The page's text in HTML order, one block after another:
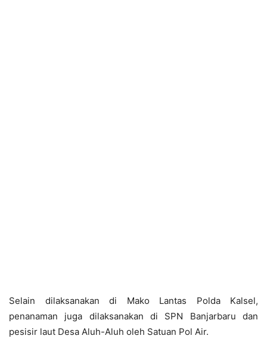
Selain dilaksanakan di Mako Lantas Polda Kalsel,
penanaman juga dilaksanakan di SPN Banjarbaru dan
pesisir laut Desa Aluh-Aluh oleh Satuan Pol Air.